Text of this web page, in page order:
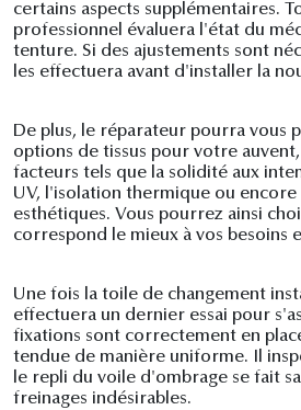
certains aspects supplémentaires.
professionnel évaluera l'état du
tenture. Si des ajustements sont
les effectuera avant d'installer la
De plus, le réparateur pourra vous
options de tissus pour votre
facteurs tels que la solidité aux
UV, l'isolation thermique ou encore
esthétiques. Vous pourrez ainsi
correspond le mieux à vos besoins
Une fois la toile de changement
effectuera un dernier essai pour
fixations sont correctement en
tendue de manière uniforme. Il
le repli du voile d'ombrage se fait
freinages indésirables.